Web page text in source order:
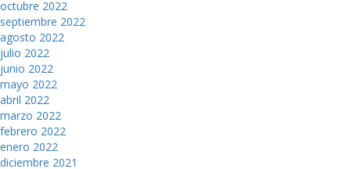
octubre 2022
septiembre 2022
agosto 2022
julio 2022
junio 2022
mayo 2022
abril 2022
marzo 2022
febrero 2022
enero 2022
diciembre 2021